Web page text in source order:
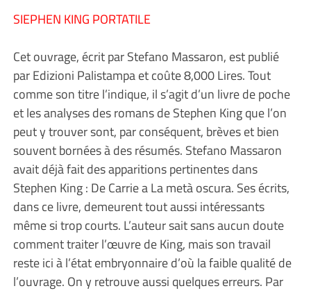
SIEPHEN KING PORTATILE
Cet ouvrage, écrit par Stefano Massaron, est publié
par Edizioni Palistampa et coûte 8,000 Lires. Tout
comme son titre l’indique, il s’agit d’un livre de poche
et les analyses des romans de Stephen King que l’on
peut y trouver sont, par conséquent, brèves et bien
souvent bornées à des résumés. Stefano Massaron
avait déjà fait des apparitions pertinentes dans
Stephen King : De Carrie a La metà oscura. Ses écrits,
dans ce livre, demeurent tout aussi intéressants
même si trop courts. L’auteur sait sans aucun doute
comment traiter l’œuvre de King, mais son travail
reste ici à l’état embryonnaire d’où la faible qualité de
l’ouvrage. On y retrouve aussi quelques erreurs. Par